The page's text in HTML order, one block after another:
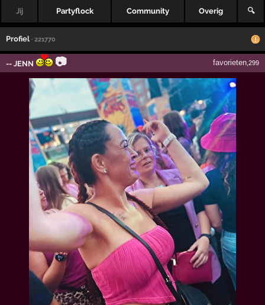
Jij Partyflock Community Overig 🔍
Profiel · 221770
-- JENN 📷 favorieten,299